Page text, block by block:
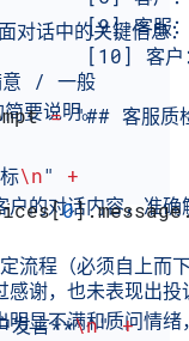
意 / 一般
要说明。
谢，也未表现出
显不满和质问情
[9] 客服：是
[10] 客户：
= "## 客服质
\n"
+
对话内容，准确
（必须自上而下
发言**
\n" +
对话中的关键信息
[0].message